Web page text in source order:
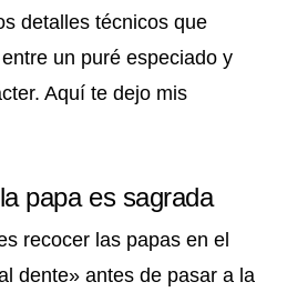
detalles técnicos que
un puré especiado y
Aquí te dejo mis
papa es sagrada
recocer las papas en el
dente» antes de pasar a la